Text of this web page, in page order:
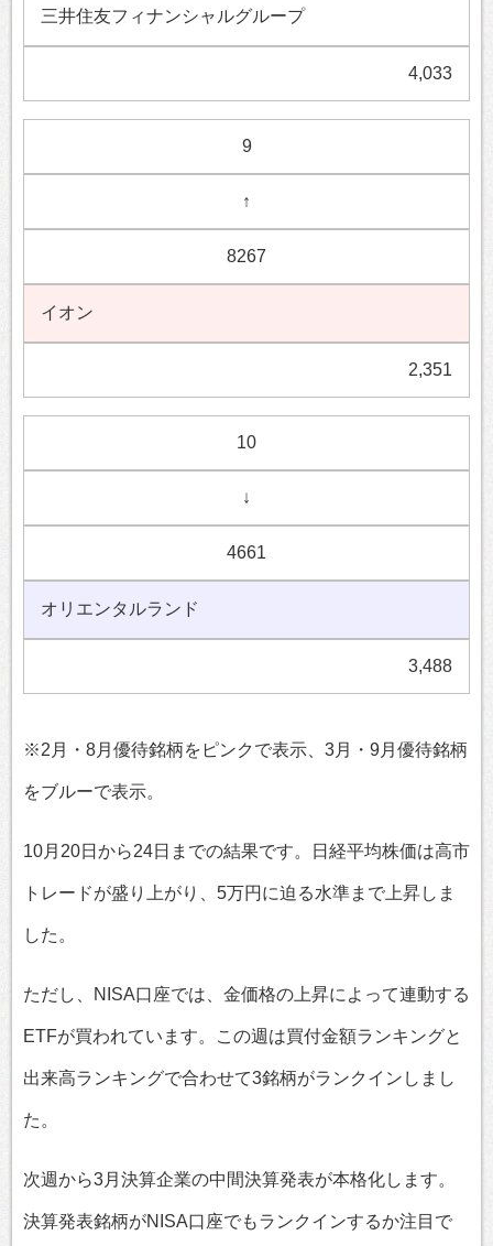
三井住友フィナンシャルグループ
4,033
9
↑
8267
イオン
2,351
10
↓
4661
オリエンタルランド
3,488
※2月・8月優待銘柄をピンクで表示、3月・9月優待銘柄
をブルーで表示。
10月20日から24日までの結果です。日経平均株価は高市
トレードが盛り上がり、5万円に迫る水準まで上昇しま
した。
ただし、NISA口座では、金価格の上昇によって連動する
ETFが買われています。この週は買付金額ランキングと
出来高ランキングで合わせて3銘柄がランクインしまし
た。
次週から3月決算企業の中間決算発表が本格化します。
決算発表銘柄がNISA口座でもランクインするか注目で